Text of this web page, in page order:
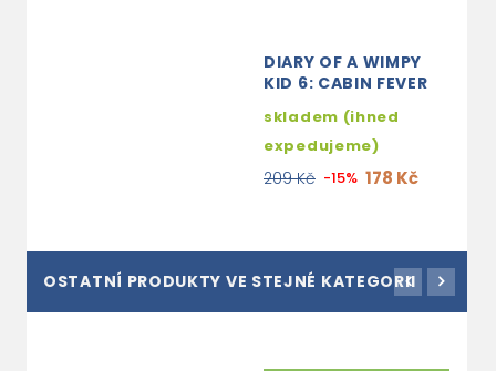
DIARY OF A WIMPY
KID 6: CABIN FEVER
skladem (ihned
expedujeme)
209 Kč -15% 178 Kč
OSTATNÍ PRODUKTY VE STEJNÉ KATEGORII